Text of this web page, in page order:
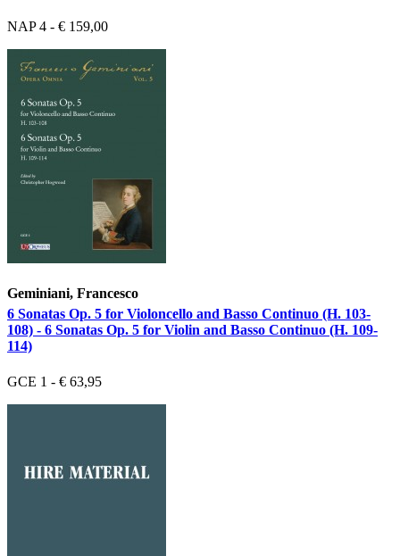
NAP 4 - € 159,00
Geminiani, Francesco
6 Sonatas Op. 5 for Violoncello and Basso Continuo (H. 103-
108) - 6 Sonatas Op. 5 for Violin and Basso Continuo (H. 109-
114)
GCE 1 - € 63,95